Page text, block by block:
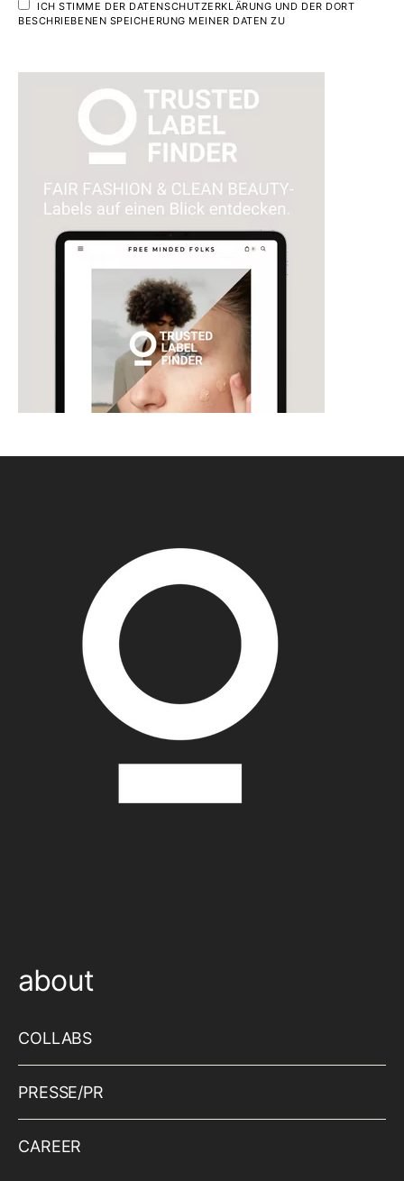
ICH STIMME DER DATENSCHUTZERKLÄRUNG UND DER DORT
BESCHRIEBENEN SPEICHERUNG MEINER DATEN ZU
about
COLLABS
PRESSE/PR
CAREER